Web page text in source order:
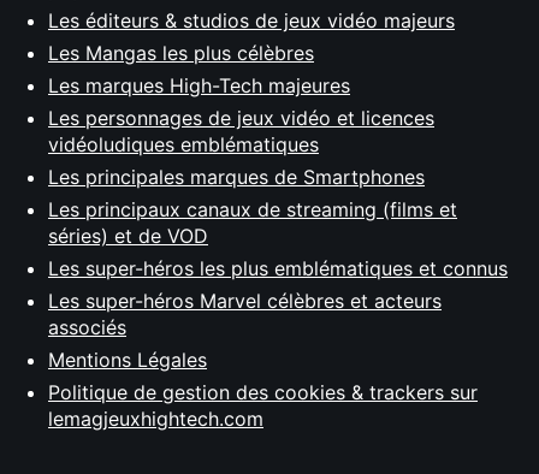
Les éditeurs & studios de jeux vidéo majeurs
Les Mangas les plus célèbres
Les marques High-Tech majeures
Les personnages de jeux vidéo et licences
vidéoludiques emblématiques
Les principales marques de Smartphones
Les principaux canaux de streaming (films et
séries) et de VOD
Les super-héros les plus emblématiques et connus
Les super-héros Marvel célèbres et acteurs
associés
Mentions Légales
Politique de gestion des cookies & trackers sur
lemagjeuxhightech.com